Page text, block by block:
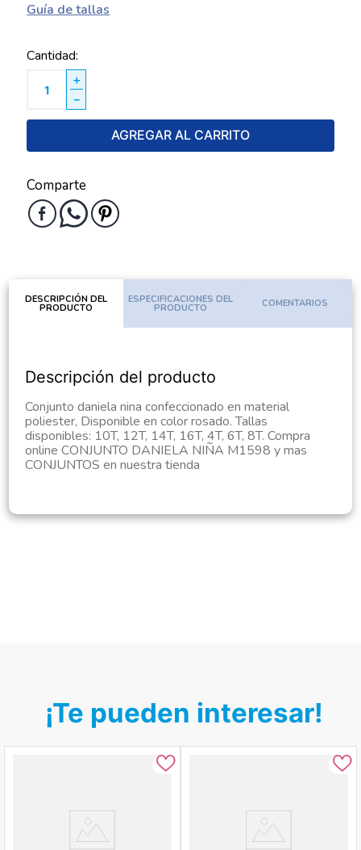
Guía de tallas
Cantidad
＋
－
AGREGAR AL CARRITO
Comparte
DESCRIPCIÓN DEL
PRODUCTO
ESPECIFICACIONES DEL
PRODUCTO COMENTARIOS
Descripción del producto
Conjunto daniela nina confeccionado en material
poliester, Disponible en color rosado. Tallas
disponibles: 10T, 12T, 14T, 16T, 4T, 6T, 8T. Compra
online CONJUNTO DANIELA NIÑA M1598 y mas
CONJUNTOS en nuestra tienda
¡Te pueden interesar!